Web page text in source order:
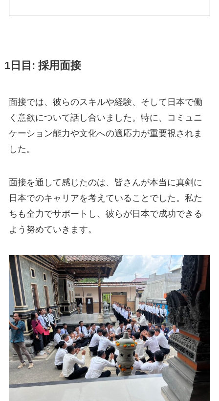
1日目: 採用面接
面接では、彼らのスキルや経験、そして日本で働
く意欲について話し合いました。特に、コミュニ
ケーション能力や文化への適応力が重要視されま
した。
面接を通して感じたのは、皆さんが本当に真剣に
日本でのキャリアを考えていることでした。私た
ちも全力でサポートし、彼らが日本で成功できる
よう努めていきます。